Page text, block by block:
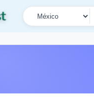
País
Tipo de
Nombre o